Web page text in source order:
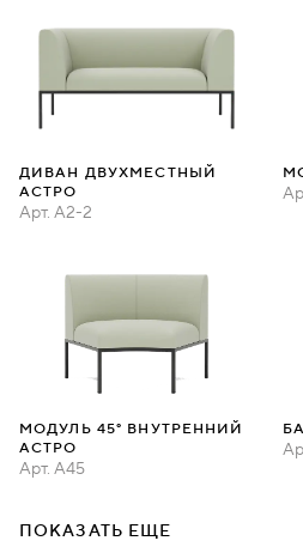
ДИВАН ДВУХМЕСТНЫЙ
АСТРО
Арт. A2-2
МОДУЛЬ 45° ВНУТРЕННИЙ
АСТРО
Арт. A45
ПОКАЗАТЬ ЕЩЕ